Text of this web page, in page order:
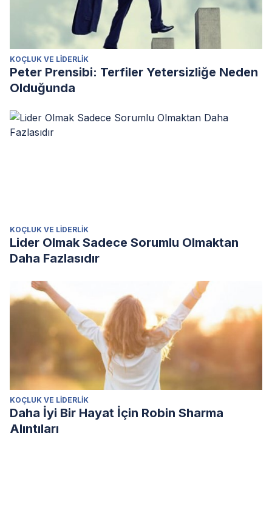
KOÇLUK VE LIDERLIK
Peter Prensibi: Terfiler Yetersizliğe Neden
Olduğunda
KOÇLUK VE LIDERLIK
Lider Olmak Sadece Sorumlu Olmaktan
Daha Fazlasıdır
KOÇLUK VE LIDERLIK
Daha İyi Bir Hayat İçin Robin Sharma
Alıntıları